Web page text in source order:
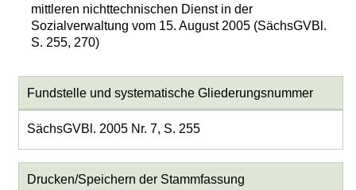
mittleren nichttechnischen Dienst in der
Sozialverwaltung vom 15. August 2005 (SächsGVBl.
S. 255, 270)
Fundstelle und systematische Gliederungsnummer
SächsGVBl. 2005 Nr. 7, S. 255
Drucken/Speichern der Stammfassung